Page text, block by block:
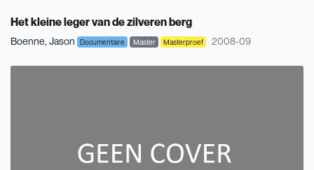
Het kleine leger van de zilveren berg
Boenne, Jason Documentaire Master Masterproef 2008-09